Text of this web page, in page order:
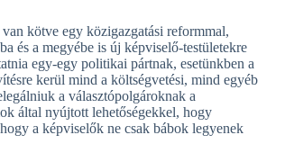
kötve egy közigazgatási reformmal,
és a megyébe is új képviselő-testületekre
egy-egy politikai pártnak, esetünkben a
kerül mind a költségvetési, mind egyéb
a választópolgároknak a
által nyújtott lehetőségekkel, hogy
a képviselők ne csak bábok legyenek